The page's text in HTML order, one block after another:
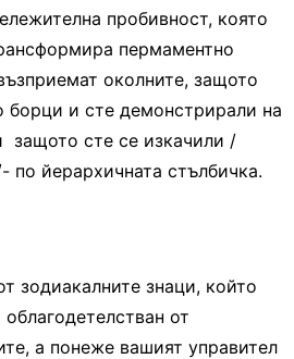
пробивност, която
пермаментно
околните, защото
борци и сте демонстрирали на
защото сте се изкачили /
по йерархичната стълбичка.
зодиакалните знаци, който
от
а понеже вашият управител